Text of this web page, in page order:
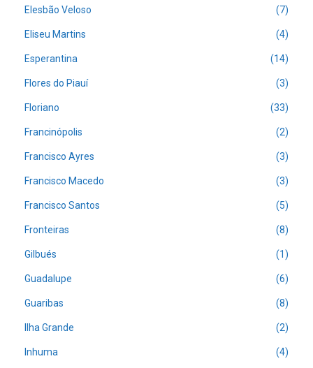
Elesbão Veloso (7)
Eliseu Martins (4)
Esperantina (14)
Flores do Piauí (3)
Floriano (33)
Francinópolis (2)
Francisco Ayres (3)
Francisco Macedo (3)
Francisco Santos (5)
Fronteiras (8)
Gilbués (1)
Guadalupe (6)
Guaribas (8)
Ilha Grande (2)
Inhuma (4)